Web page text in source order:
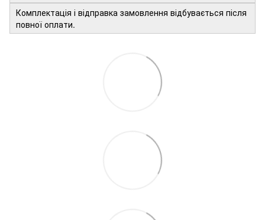
Комплектація і відправка замовлення відбувається після
повної оплати.